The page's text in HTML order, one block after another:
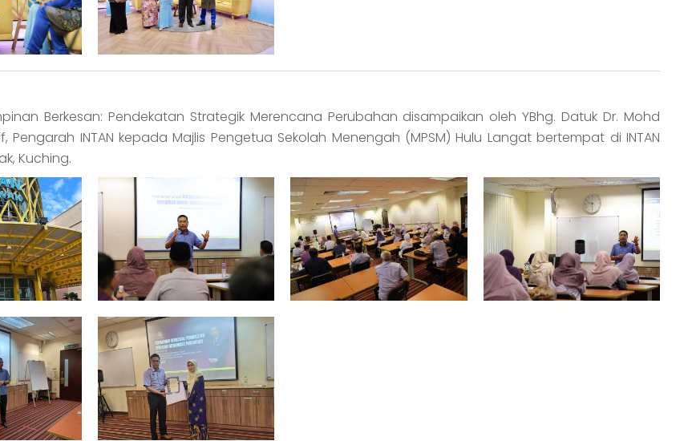
Berkesan: Pendekatan Strategik Merencana Perubahan disampaikan oleh YBhg. Datuk Dr. Mohd
Pengarah INTAN kepada Majlis Pengetua Sekolah Menengah (MPSM) Hulu Langat bertempat di INTAN
Kuching.